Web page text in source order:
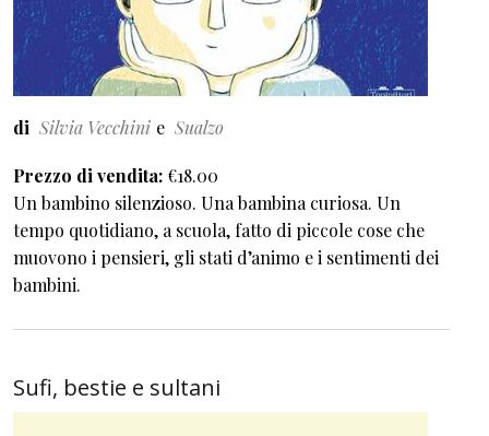
di Silvia Vecchini Sualzo
Prezzo di vendita €18.00
Un bambino silenzioso. Una bambina curiosa. Un
tempo quotidiano, a scuola, fatto di piccole cose che
muovono i pensieri, gli stati d’animo e i sentimenti dei
bambini.
Sufi, bestie e sultani